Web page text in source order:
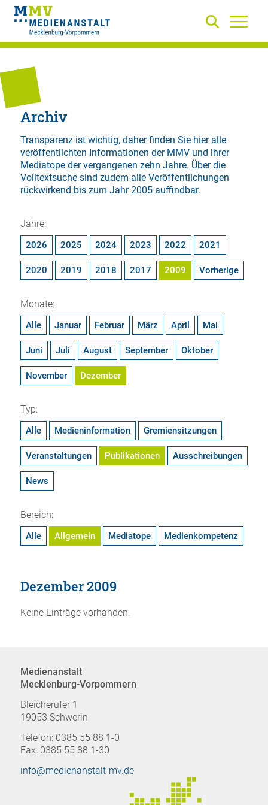
Archiv
Transparenz ist wichtig, daher finden Sie hier alle
veröffentlichten Informationen der MMV und ihrer
Mediatope der vergangenen zehn Jahre. Über die
Volltextsuchesind zudem alle Veröffentlichungen
rückwirkend bis zum Jahr 2005 auffindbar.
Jahre:
2026 2025 2024 2023 2022 2021
2020 2019 2018 2017 2009 Vorherige
Monate:
Alle Januar Februar März April Mai
Juni Juli August September Oktober
November Dezember
Typ:
Alle Medieninformation Gremiensitzungen
Veranstaltungen Publikationen Ausschreibungen
News
Bereich:
Alle Allgemein Mediatope Medienkompetenz
Dezember 2009
Keine Einträge vorhanden.
Medienanstalt
Mecklenburg-Vorpommern
Bleicherufer 1
19053 Schwerin
Telefon: 0385 55 88 1-0
Fax: 0385 55 88 1-30
info@medienanstalt-mv.de